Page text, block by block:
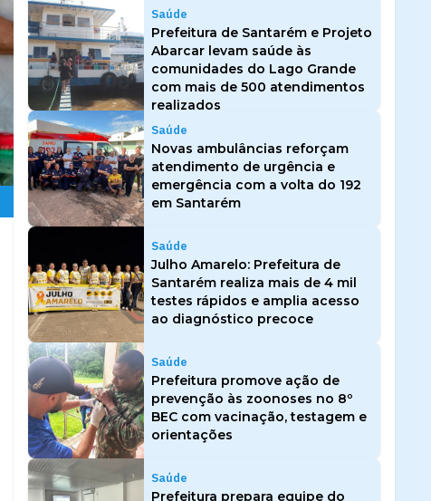
Saúde
Prefeitura de Santarém e Projeto
Abarcar levam saúde às
comunidades do Lago Grande
com mais de 500 atendimentos
realizados
Saúde
Novas ambulâncias reforçam
atendimento de urgência e
emergência com a volta do 192
em Santarém
Saúde
Julho Amarelo: Prefeitura de
Santarém realiza mais de 4 mil
testes rápidos e amplia acesso
ao diagnóstico precoce
Saúde
Prefeitura promove ação de
prevenção às zoonoses no 8º
BEC com vacinação, testagem e
orientações
Saúde
Prefeitura prepara equipe do